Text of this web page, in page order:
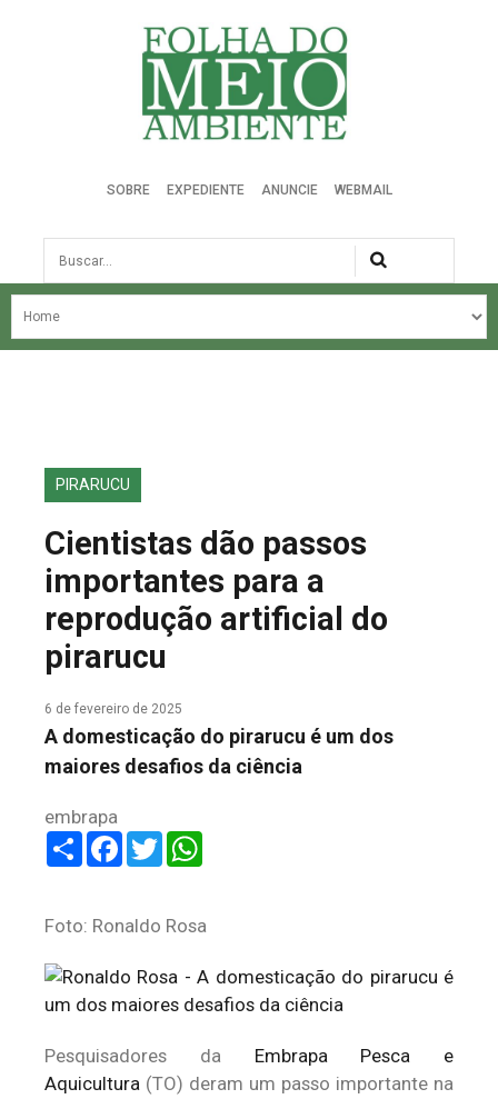
Folha do Meio Ambiente
SOBRE EXPEDIENTE ANUNCIE WEBMAIL
Busca
NOSSA HISTÓRIA
EDIÇÕES ANTERIORES
FALE CONOSCO
PIRARUCU
Cientistas dão passos
importantes para a
reprodução artificial do
pirarucu
6 de fevereiro de 2025
A domesticação do pirarucu é um dos
maiores desafios da ciência
embrapa
ShareFacebook
Twitter
Foto: Ronaldo Rosa
Pesquisadores da Embrapa Pesca e
Aquicultura (TO) deram um passo importante na